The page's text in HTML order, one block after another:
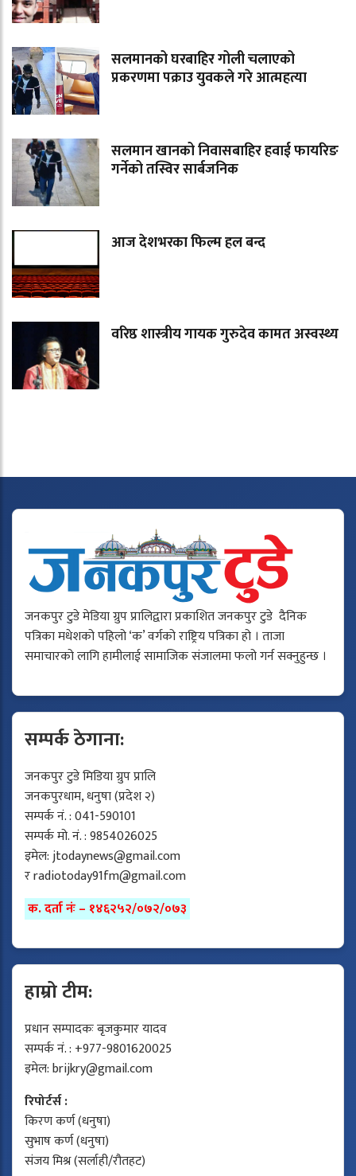
सलमानको घरबाहिर गोली चलाएको
प्रकरणमा पक्राउ युवकले गरे आत्महत्या
सलमान खानको निवासबाहिर हवाई फायरिङ
गर्नेको तस्विर सार्बजनिक
आज देशभरका फिल्म हल बन्द
वरिष्ठ शास्त्रीय गायक गुरुदेव कामत अस्वस्थ्य
जनकपुर टुडे मेडिया ग्रुप प्रालिद्वारा प्रकाशित जनकपुर टुडे दैनिक
पत्रिका मधेशको पहिलो ‘क’ वर्गको राष्ट्रिय पत्रिका हो । ताजा
समाचारको लागि हामीलाई सामाजिक संजालमा फलो गर्न सक्नुहुन्छ ।
सम्पर्क ठेगाना:
जनकपुर टुडे मिडिया ग्रुप प्रालि
जनकपुरधाम, धनुषा (प्रदेश २)
सम्पर्क नं. : 041-590101
सम्पर्क मो. नं. : 9854026025
इमेल:jtodaynews@gmail.com
रradiotoday91fm@gmail.com
क. दर्ता नंः – १४६२५२/०७२/०७३
हाम्रो टीम:
प्रधान सम्पादकः बृजकुमार यादव
सम्पर्क नं. : +977-9801620025
इमेल:brijkry@gmail.com
रिपोर्टर्स :
किरण कर्ण (धनुषा)
सुभाष कर्ण (धनुषा)
संजय मिश्र (सर्लाही/रौतहट)